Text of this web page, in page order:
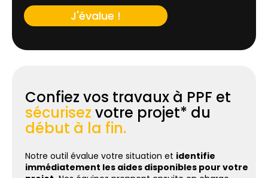
J'évalue !
Confiez vos travaux à PPF et
sécurisez votre projet* du
début à la fin.
Notre outil évalue votre situation et identifie
immédiatement les aides disponibles pour votre